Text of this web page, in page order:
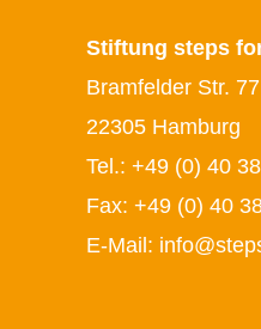
Stiftung steps
Bramfelder Str. 77
22305 Hamburg
Tel.: +49 (0) 40
Fax: +49 (0) 40
E-Mail: